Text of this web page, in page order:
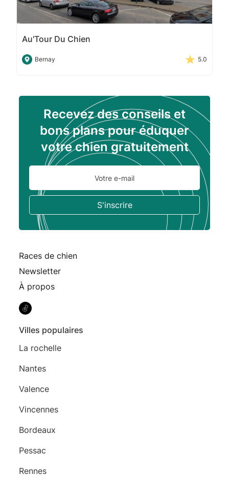
Au'Tour Du Chien
Bernay 5.0
Recevez des conseils et
bons plans pour éduquer
votre chien gratuitement
Races de chien
Newsletter
À propos
Villes populaires
La rochelle
Nantes
Valence
Vincennes
Bordeaux
Pessac
Rennes